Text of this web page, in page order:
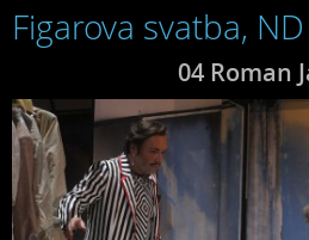
Figarova svatba,
04 Roman